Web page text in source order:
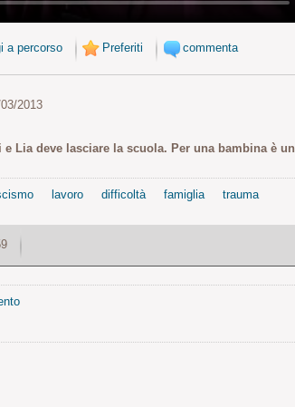
a percorso Preferiti commenta
2013
Lia deve lasciare la scuola. Per una bambina è un
lavoro difficoltà famiglia trauma